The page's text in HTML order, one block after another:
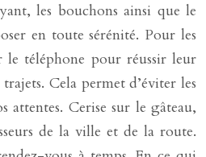
les bouchons ainsi que le
en toute sérénité. Pour les
téléphone pour réussir leur
Cela permet d’éviter les
Cerise sur le gâteau,
de la ville et de la route.